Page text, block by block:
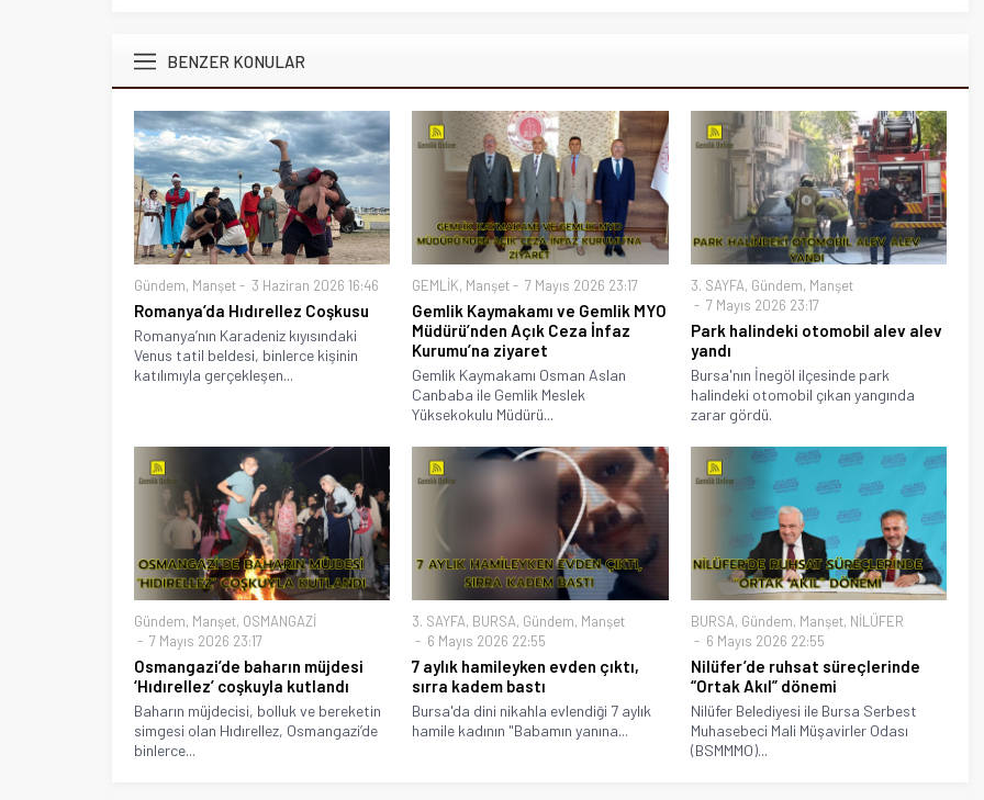
BENZER KONULAR
Gündem, Manşet 3 Haziran 2026 16:46
Romanya’da Hıdırellez Coşkusu
Romanya’nın Karadeniz kıyısındaki
Venus tatil beldesi, binlerce kişinin
katılımıyla gerçekleşen...
GEMLİK, Manşet 7 Mayıs 2026 23:17
Gemlik Kaymakamı ve Gemlik MYO
Müdürü’nden Açık Ceza İnfaz
Kurumu’na ziyaret
Gemlik Kaymakamı Osman Aslan
Canbaba ile Gemlik Meslek
Yüksekokulu Müdürü...
3. SAYFA, Gündem, Manşet
7 Mayıs 2026 23:17
Park halindeki otomobil alev alev
yandı
Bursa'nın İnegöl ilçesinde park
halindeki otomobil çıkan yangında
zarar gördü.
Gündem, Manşet, OSMANGAZİ
7 Mayıs 2026 23:17
Osmangazi’de baharın müjdesi
‘Hıdırellez’ coşkuyla kutlandı
Baharın müjdecisi, bolluk ve bereketin
simgesi olan Hıdırellez, Osmangazi’de
binlerce...
3. SAYFA, BURSA, Gündem, Manşet
6 Mayıs 2026 22:55
7 aylık hamileyken evden çıktı,
sırra kadem bastı
Bursa'da dini nikahla evlendiği 7 aylık
hamile kadının "Babamın yanına...
BURSA, Gündem, Manşet, NİLÜFER
6 Mayıs 2026 22:55
Nilüfer’de ruhsat süreçlerinde
“Ortak Akıl” dönemi
Nilüfer Belediyesi ile Bursa Serbest
Muhasebeci Mali Müşavirler Odası
(BSMMMO)...